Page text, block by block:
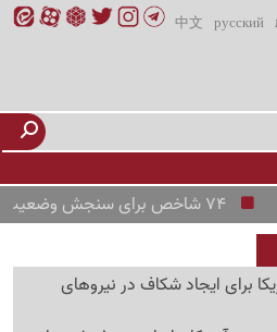
русский
中文
74 شاخص برای سنجش وضعیت اجتماعی کشور
برای ایجاد شکاف در نیروهای